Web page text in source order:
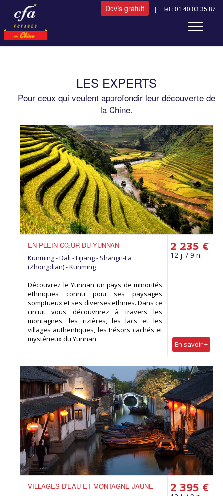
Devis gratuit | Tél : 01 40 03 35 87
Toggle
LES EXPERTS
Pour ceux qui veulent approfondir leur découverte de
la Chine.
2 235 €
12 j. / 9 n.
En savoir +
EN PLEIN CŒUR DU YUNNAN
Kunming - Dali - Lijiang - Shangri-La
(Zhongdian) - Kunming
Découvrez le Yunnan un pays de minorités
ethniques connu pour ses paysages
somptueux et ses diverses ethnies. Dans ce
circuit vous découvrirez à travers les
montagnes, les rizières, les lacs et les
villages authentiques, les trésors cachés et
mystérieux du Yunnan.
2 395 €
VILLAGES D'EAU ET MONTAGNE JAUNE